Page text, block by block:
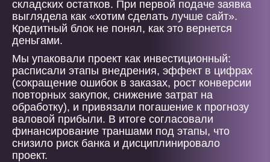
складских остатков. При первой подаче заявка
выглядела как «хотим сделать лучше сайт».
Кредитный блок не понял, как это вернется
деньгами.
Мы упаковали проект как инвестиционный:
расписали этапы внедрения, эффект в цифрах
(сокращение ошибок в заказах, рост конверсии
повторных закупок, снижение затрат на
обработку), и привязали погашение к прогнозу
валовой прибыли. В итоге согласовали
финансирование траншами под этапы, что
снизило риск банка и дисциплинировало
проект.